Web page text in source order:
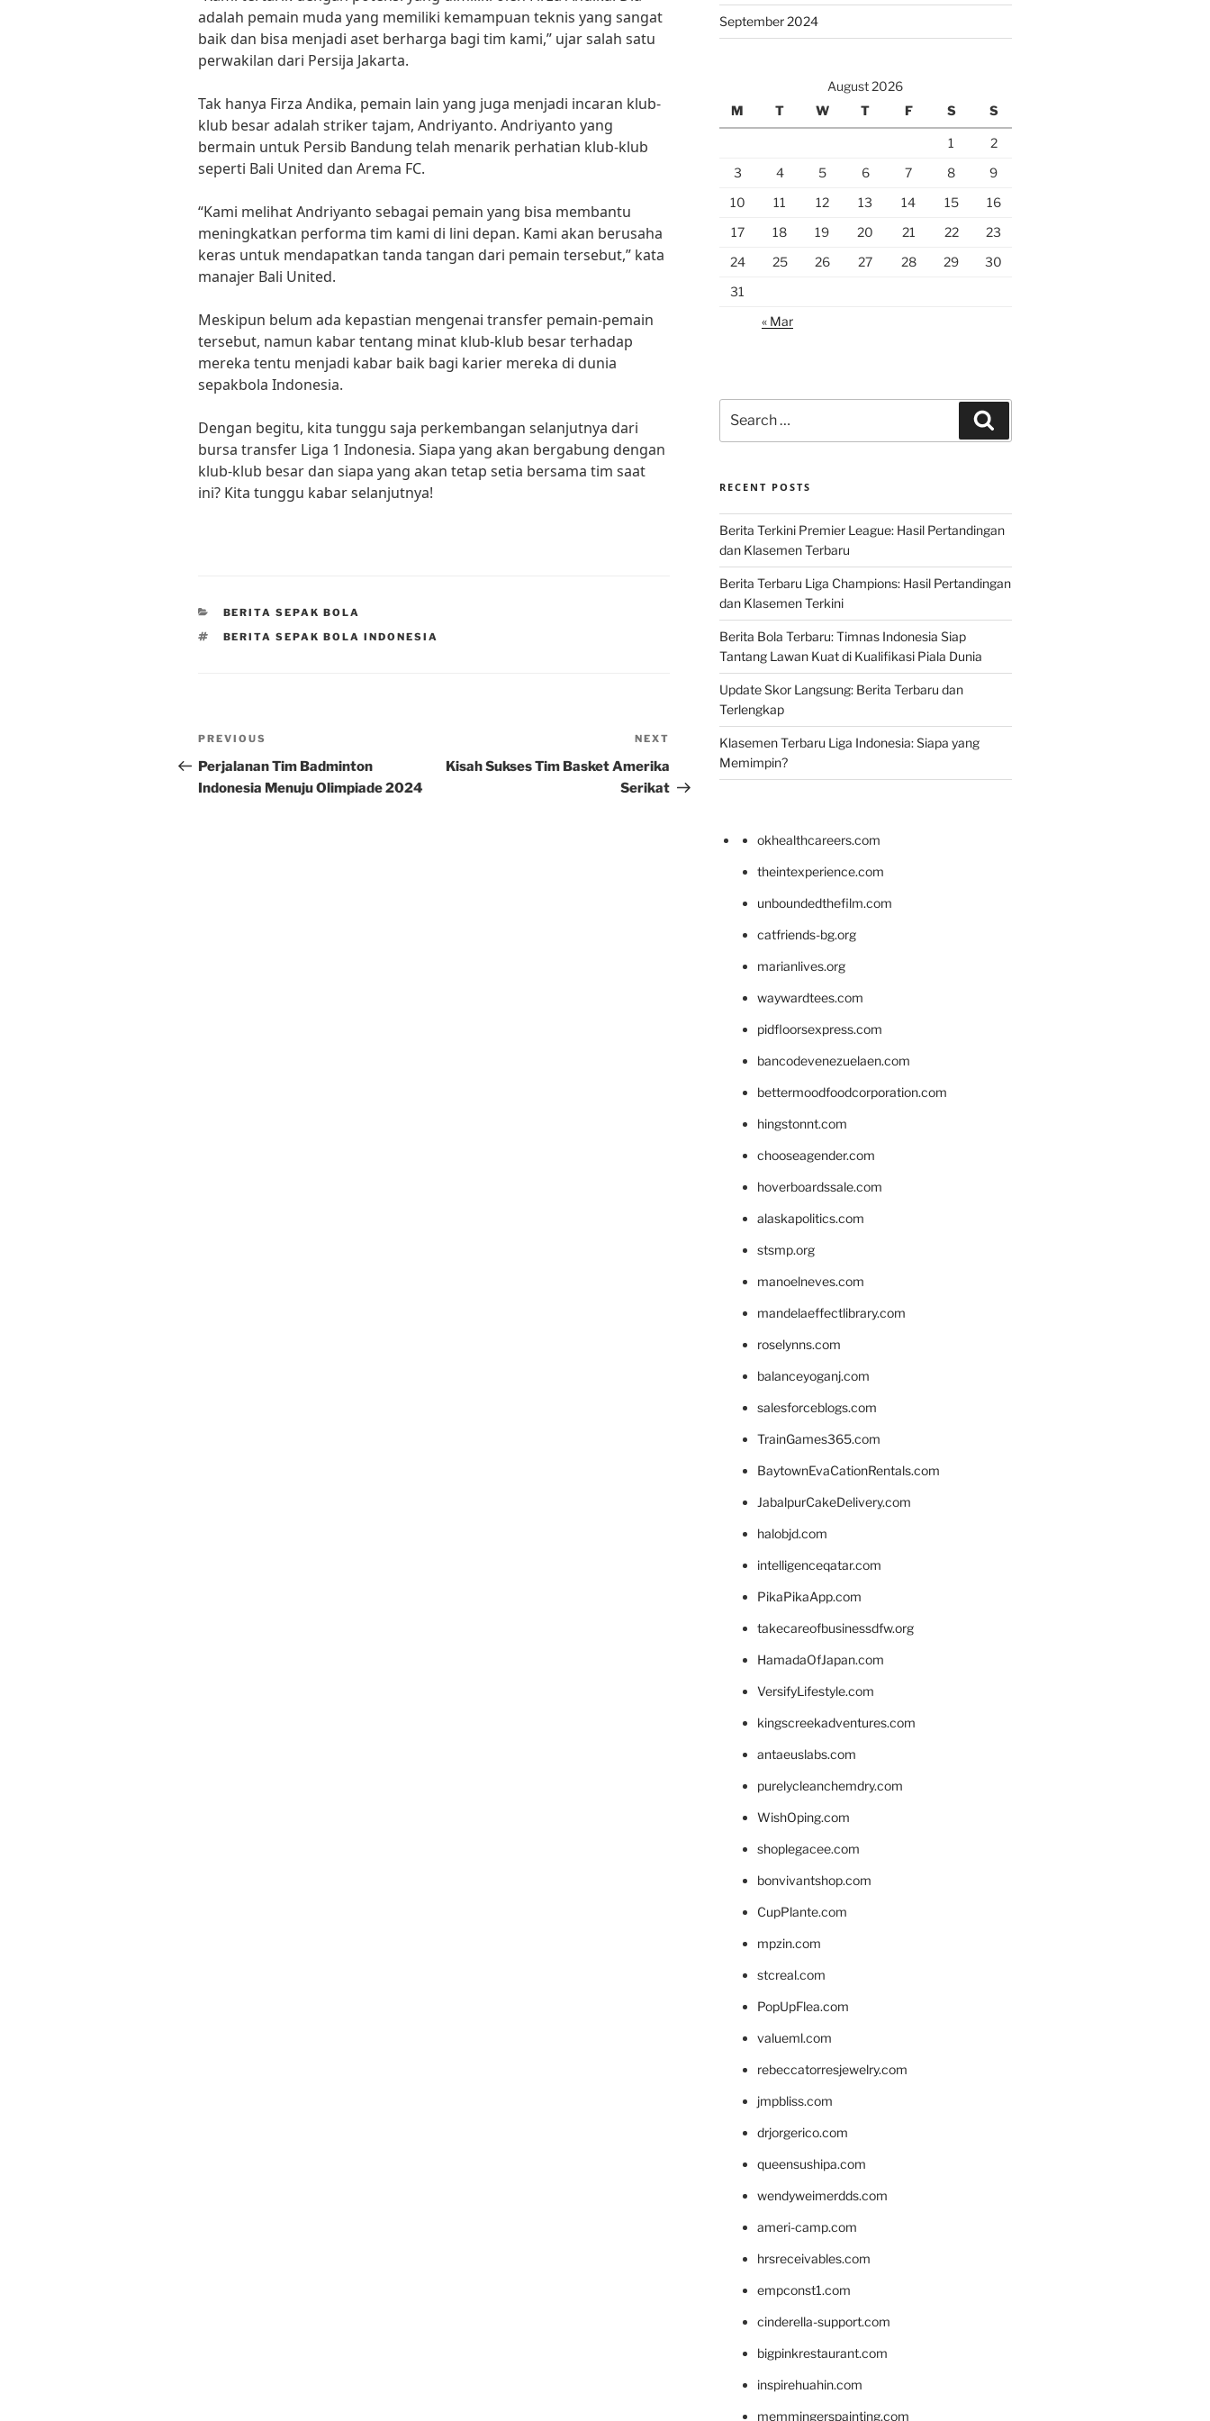
adalah pemain muda yang memiliki kemampuan teknis yang sangat
baik dan bisa menjadi aset berharga bagi tim kami,” ujar salah satu
perwakilan dari Persija Jakarta.
Tak hanya Firza Andika, pemain lain yang juga menjadi incaran klub-
klub besar adalah striker tajam, Andriyanto. Andriyanto yang
bermain untuk Persib Bandung telah menarik perhatian klub-klub
seperti Bali United dan Arema FC.
“Kami melihat Andriyanto sebagai pemain yang bisa membantu
meningkatkan performa tim kami di lini depan. Kami akan berusaha
keras untuk mendapatkan tanda tangan dari pemain tersebut,” kata
manajer Bali United.
Meskipun belum ada kepastian mengenai transfer pemain-pemain
tersebut, namun kabar tentang minat klub-klub besar terhadap
mereka tentu menjadi kabar baik bagi karier mereka di dunia
sepakbola Indonesia.
Dengan begitu, kita tunggu saja perkembangan selanjutnya dari
bursa transfer Liga 1 Indonesia. Siapa yang akan bergabung dengan
klub-klub besar dan siapa yang akan tetap setia bersama tim saat
ini? Kita tunggu kabar selanjutnya!
CATEGORIES
BERITA SEPAK BOLA
TAGS
BERITA SEPAK BOLA INDONESIA
Post
navigation
Previous
Post
PREVIOUS
Perjalanan Tim Badminton
Indonesia Menuju Olimpiade 2024
NEXT
Kisah Sukses Tim Basket Amerika
Serikat
September 2024
August 2026
M
T W T F S S
1
2
3
4 5 6 7 8
9
10
11 12 13 14 15
16
17
18 19 20 21 22
23
24
25 26 27 28 29
30
31
« Mar
for:
RECENT POSTS
Berita Terkini Premier League: Hasil Pertandingan
dan Klasemen Terbaru
Berita Terbaru Liga Champions: Hasil Pertandingan
dan Klasemen Terkini
Berita Bola Terbaru: Timnas Indonesia Siap
Tantang Lawan Kuat di Kualifikasi Piala Dunia
Update Skor Langsung: Berita Terbaru dan
Terlengkap
Klasemen Terbaru Liga Indonesia: Siapa yang
Memimpin?
okhealthcareers.com
theintexperience.com
unboundedthefilm.com
catfriends-bg.org
marianlives.org
waywardtees.com
pidfloorsexpress.com
bancodevenezuelaen.com
bettermoodfoodcorporation.com
hingstonnt.com
chooseagender.com
hoverboardssale.com
alaskapolitics.com
stsmp.org
manoelneves.com
mandelaeffectlibrary.com
roselynns.com
balanceyoganj.com
salesforceblogs.com
TrainGames365.com
BaytownEvaCationRentals.com
JabalpurCakeDelivery.com
halobjd.com
intelligenceqatar.com
PikaPikaApp.com
takecareofbusinessdfw.org
HamadaOfJapan.com
VersifyLifestyle.com
kingscreekadventures.com
antaeuslabs.com
purelycleanchemdry.com
WishOping.com
shoplegacee.com
bonvivantshop.com
CupPlante.com
mpzin.com
stcreal.com
PopUpFlea.com
valueml.com
rebeccatorresjewelry.com
jmpbliss.com
drjorgerico.com
queensushipa.com
wendyweimerdds.com
ameri-camp.com
hrsreceivables.com
empconst1.com
cinderella-support.com
bigpinkrestaurant.com
inspirehuahin.com
memmingerspainting.com